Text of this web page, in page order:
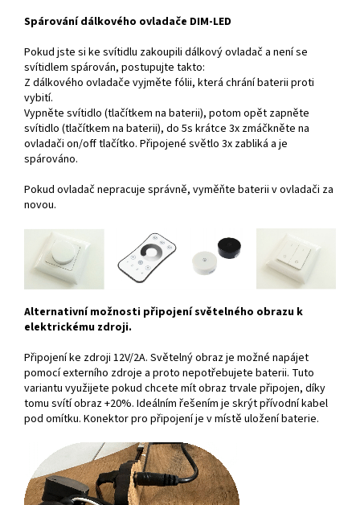
Spárování dálkového ovladače DIM-LED
Pokud jste si ke svítidlu zakoupili dálkový ovladač a není se
svítidlem spárován, postupujte takto:
Z dálkového ovladače vyjměte fólii, která chrání baterii proti
vybití.
Vypněte svítidlo (tlačítkem na baterii), potom opět zapněte
svítidlo (tlačítkem na baterii), do 5s krátce 3x zmáčkněte na
ovladači on/off tlačítko. Připojené světlo 3x zabliká a je
spárováno.
Pokud ovladač nepracuje správně, vyměňte baterii v ovladači za
novou.
Alternativní možnosti připojení světelného obrazu k
elektrickému zdroji.
Připojení ke zdroji 12V/2A. Světelný obraz je možné napájet
pomocí externího zdroje a proto nepotřebujete baterii. Tuto
variantu využijete pokud chcete mít obraz trvale připojen, díky
tomu svítí obraz +20%. Ideálním řešením je skrýt přívodní kabel
pod omítku. Konektor pro připojení je v místě uložení baterie.